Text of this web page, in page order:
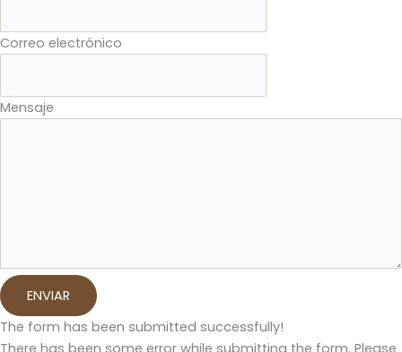
Correo electrónico
Mensaje
ENVIAR
The form has been submitted successfully!